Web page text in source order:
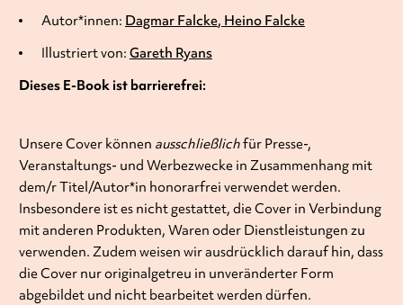
Autor*innen: Dagmar Falcke Heino Falcke
Illustriert von: Gareth Ryans
Dieses E-Book ist barrierefrei:
Unsere Cover können ausschließlichfür Presse-,
Veranstaltungs- und Werbezwecke in Zusammenhang mit
dem/r Titel/Autor*in honorarfrei verwendet werden.
Insbesondere ist es nicht gestattet, die Cover in Verbindung
mit anderen Produkten, Waren oder Dienstleistungen zu
verwenden. Zudem weisen wir ausdrücklich darauf hin, dass
die Cover nur originalgetreu in unveränderter Form
abgebildet und nicht bearbeitet werden dürfen.